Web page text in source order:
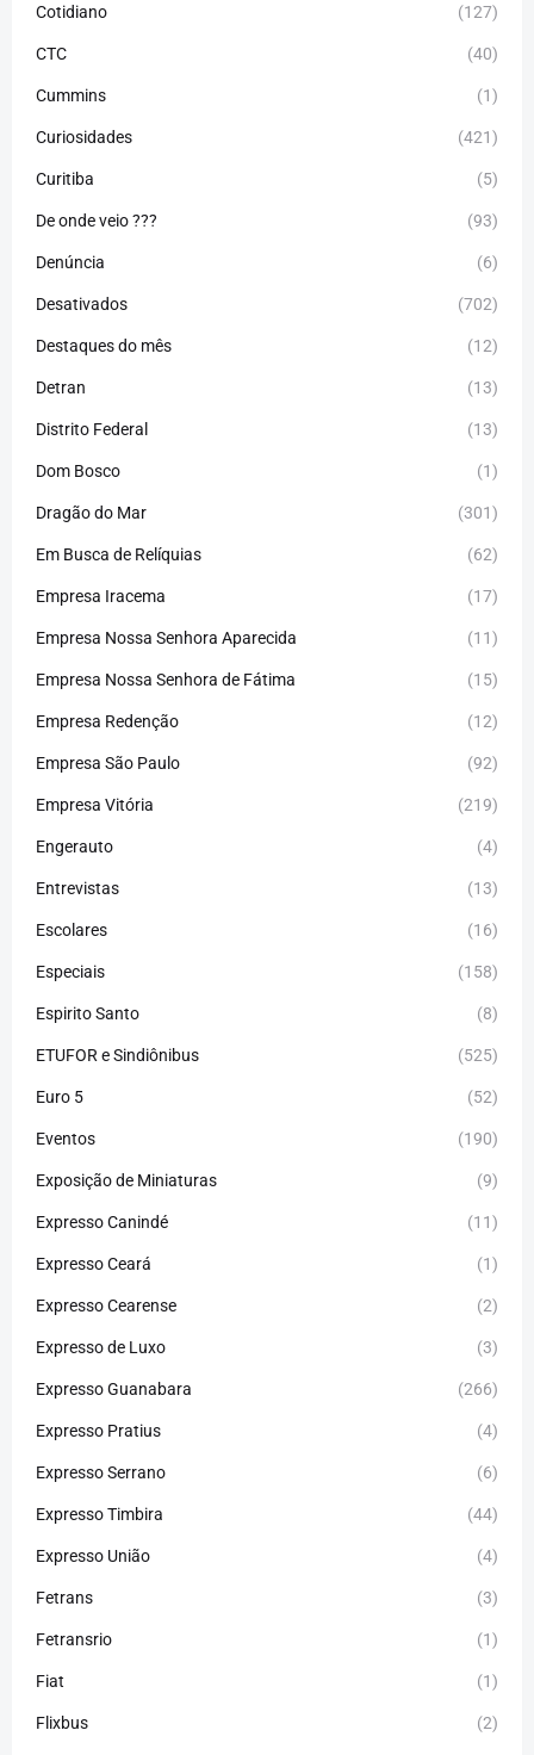
Cotidiano (127)
CTC (40)
Cummins (1)
Curiosidades (421)
Curitiba (5)
De onde veio ??? (93)
Denúncia (6)
Desativados (702)
Destaques do mês (12)
Detran (13)
Distrito Federal (13)
Dom Bosco (1)
Dragão do Mar (301)
Em Busca de Relíquias (62)
Empresa Iracema (17)
Empresa Nossa Senhora Aparecida (11)
Empresa Nossa Senhora de Fátima (15)
Empresa Redenção (12)
Empresa São Paulo (92)
Empresa Vitória (219)
Engerauto (4)
Entrevistas (13)
Escolares (16)
Especiais (158)
Espirito Santo (8)
ETUFOR e Sindiônibus (525)
Euro 5 (52)
Eventos (190)
Exposição de Miniaturas (9)
Expresso Canindé (11)
Expresso Ceará (1)
Expresso Cearense (2)
Expresso de Luxo (3)
Expresso Guanabara (266)
Expresso Pratius (4)
Expresso Serrano (6)
Expresso Timbira (44)
Expresso União (4)
Fetrans (3)
Fetransrio (1)
Fiat (1)
Flixbus (2)